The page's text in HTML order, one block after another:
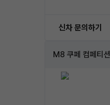
신차 문의하기
M8 쿠페 컴페티션